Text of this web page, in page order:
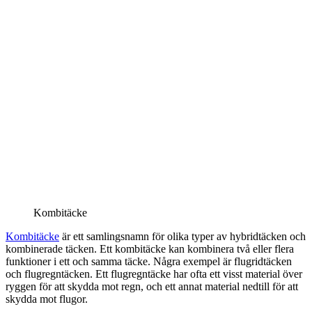
Kombitäcke
Kombitäcke är ett samlingsnamn för olika typer av hybridtäcken och
kombinerade täcken. Ett kombitäcke kan kombinera två eller flera
funktioner i ett och samma täcke. Några exempel är flugridtäcken
och flugregntäcken. Ett flugregntäcke har ofta ett visst material över
ryggen för att skydda mot regn, och ett annat material nedtill för att
skydda mot flugor.